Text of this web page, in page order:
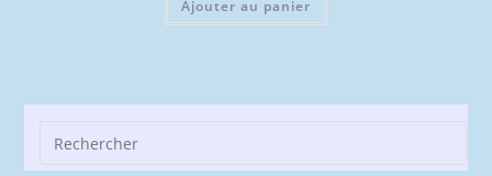
Ajouter au panier